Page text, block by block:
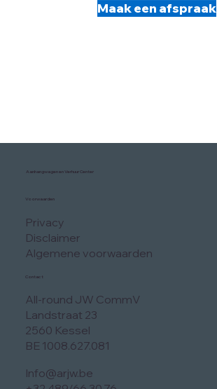
Maak een afspraak
Aanhangwagen en Verhuur Center
Voorwaarden
Privacy
Disclaimer
Algemene voorwaarden
Contact
All-round JW CommV
Landstraat 23
2560 Kessel
BE 1008.627.081
Info@arjw.be